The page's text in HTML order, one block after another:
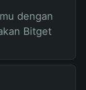
dengan
Bitget